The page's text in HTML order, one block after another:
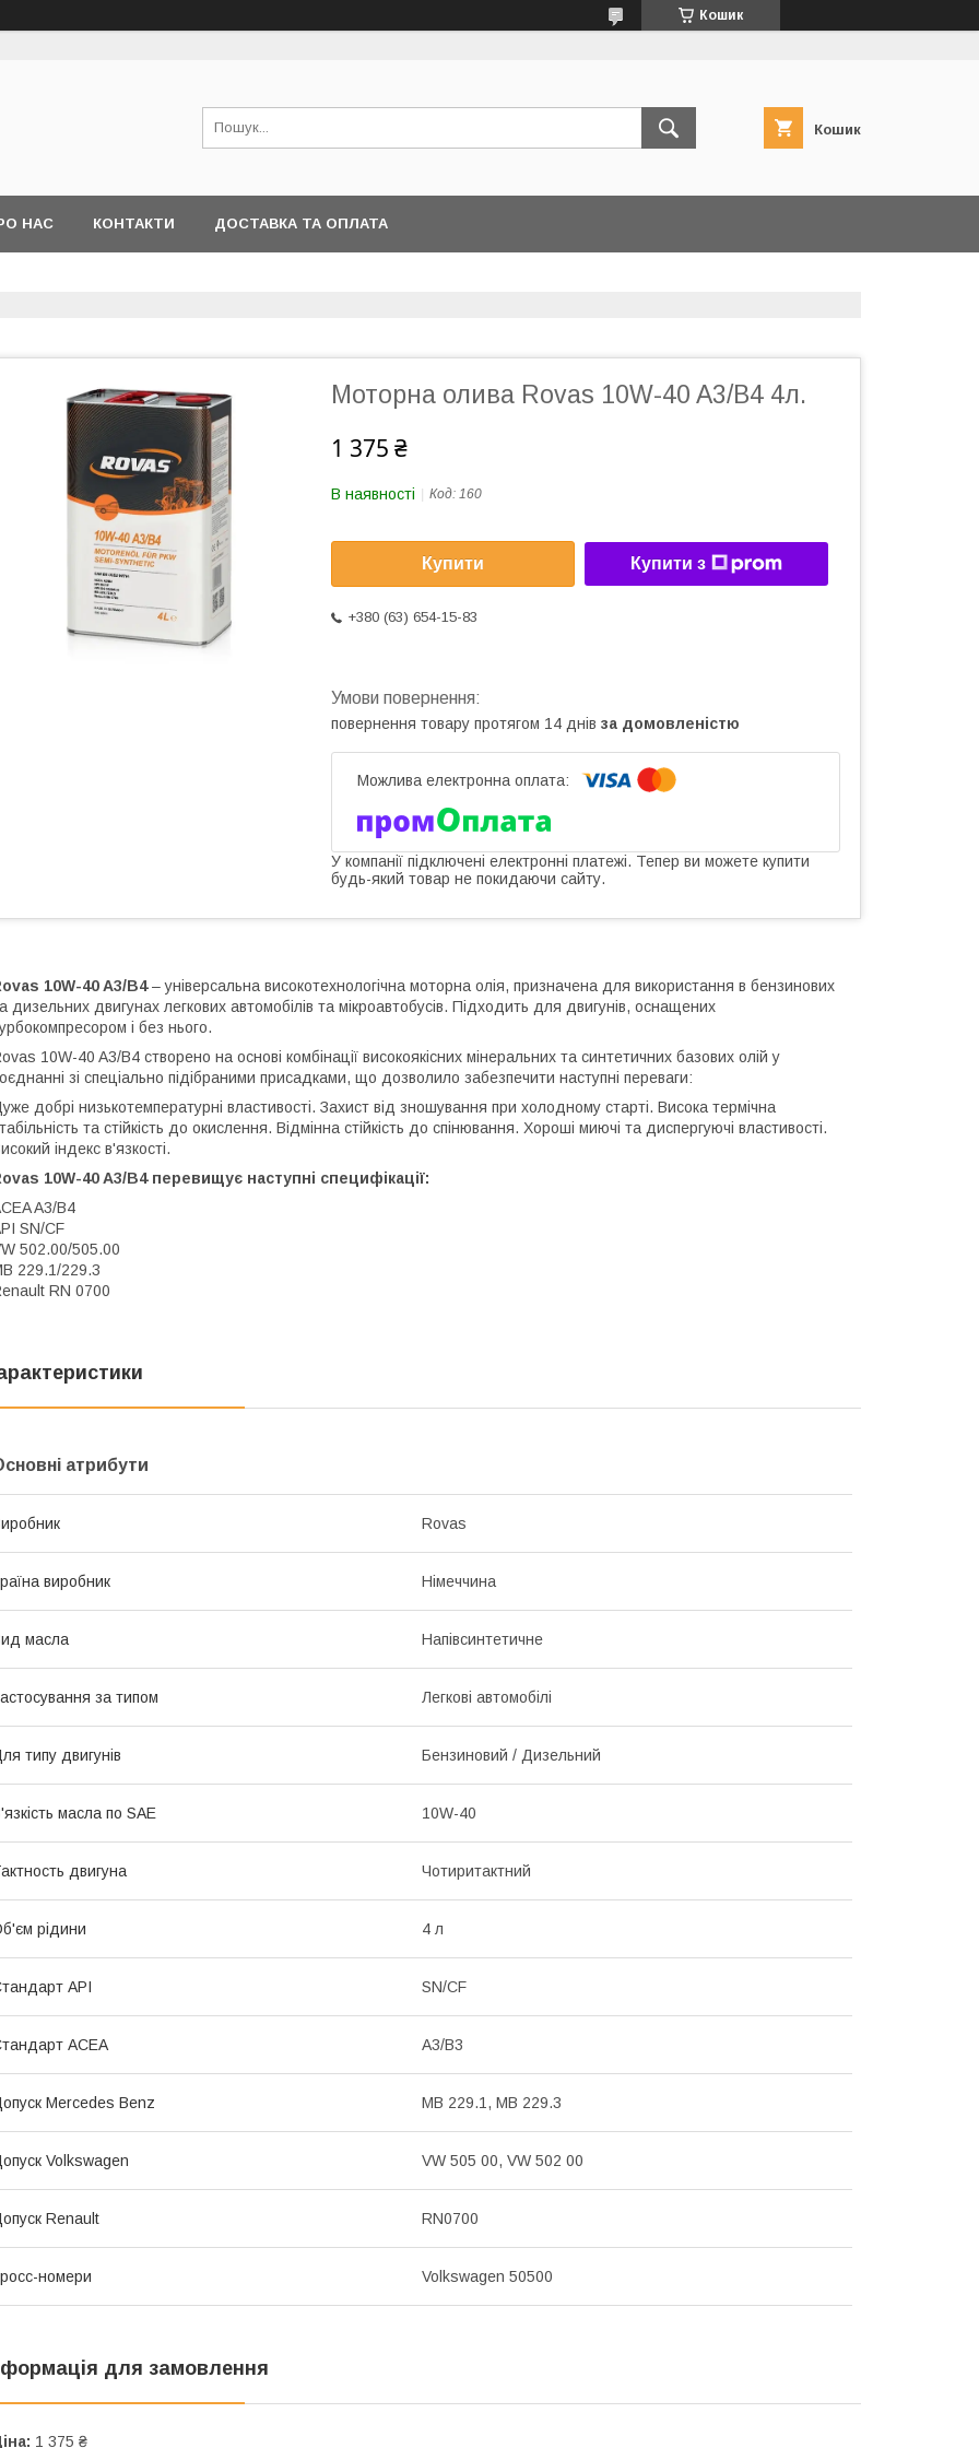
Кошик
Кошик
НАС КОНТАКТИ ДОСТАВКА ТА ОПЛАТА
Моторна олива Rovas 10W-40 A3/B4 4л.
1 375 ₴
В наявності Код: 160
Купити Купити з
+380 (63) 654-15-83
повернення товару протягом 14 днів за домовленістю
У компанії підключені електронні платежі. Тепер ви можете купити
будь-який товар не покидаючи сайту.
10W-40 A3/B4– універсальна високотехнологічна моторна олія, призначена для використання в бензинових
дизельних двигунах легкових автомобілів та мікроавтобусів. Підходить для двигунів, оснащених
і без нього.
10W-40 A3/B4 створено на основі комбінації високоякісних мінеральних та синтетичних базових олій у
зі спеціально підібраними присадками, що дозволило забезпечити наступні переваги:
добрі низькотемпературні властивості. Захист від зношування при холодному старті. Висока термічна
та стійкість до окислення. Відмінна стійкість до спінювання. Хороші миючі та диспергуючі властивості.
індекс в'язкості.
10W-40 A3/B4 перевищує наступні специфікації:
A3/B4
SN/CF
502.00/505.00
229.1/229.3
RN 0700
атрибути
Rovas
виробник Німеччина
масла Напівсинтетичне
за типом Легкові автомобілі
типу двигунів Бензиновий / Дизельний
масла по SAE 10W-40
двигуна Чотиритактний
рідини 4 л
API SN/CF
ACEA A3/B3
Mercedes Benz MB 229.1, MB 229.3
Volkswagen VW 505 00, VW 502 00
Renault RN0700
номери Volkswagen 50500
для замовлення
1 375 ₴